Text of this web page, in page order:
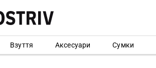
Взуття Аксесуари Сумки